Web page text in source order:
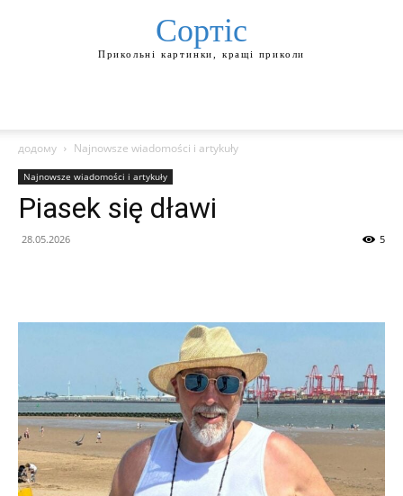
Сортіс
Прикольні картинки, кращі приколи
додому Najnowsze wiadomości i artykuły
Najnowsze wiadomości i artykuły
Piasek się dławi
28.05.2026 5